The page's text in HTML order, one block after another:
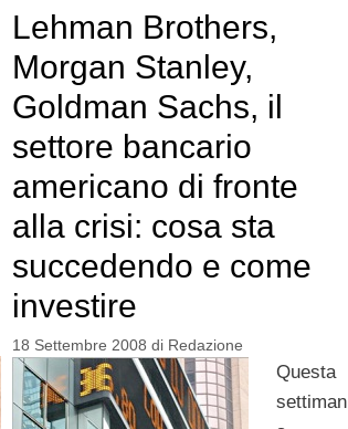
Lehman Brothers,
Morgan Stanley,
Goldman Sachs, il
settore bancario
americano di fronte
alla crisi: cosa sta
succedendo e come
investire
18 Settembre 2008 di Redazione
Questa
settiman